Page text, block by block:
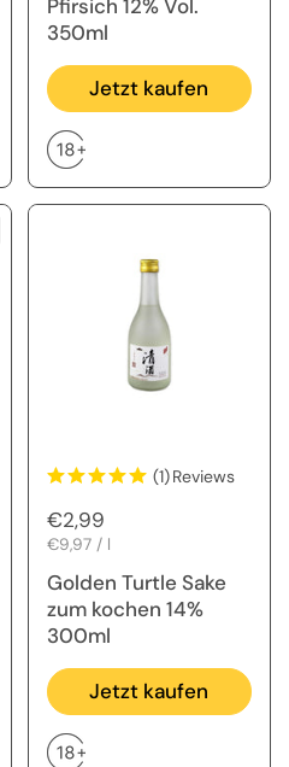
Pfirsich 12% Vol.
350ml
Jetzt kaufen
(1)Reviews
Regulärer Preis
€2,99
Stückpreis
€9,97 / l
Golden Turtle Sake
zum kochen 14%
300ml
Jetzt kaufen